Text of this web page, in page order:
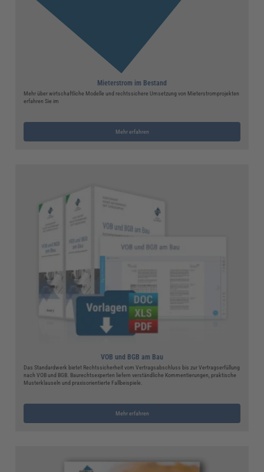
Mieterstrom im Bestand
Mehr über wirtschaftliche Modelle und rechtssichere Umsetzung von Mieterstromprojekten
erfahren Sie im
Mehr erfahren
VOB und BGB am Bau
Das Standardwerk bietet Rechtssicherheit vom Vertragsabschluss bis zur Vertragserfüllung
nach VOB und BGB. Baurechtsexperten liefern verständliche Kommentierungen, praktische
Musterklauseln und praxisorientierte Fallbeispiele.
Mehr erfahren